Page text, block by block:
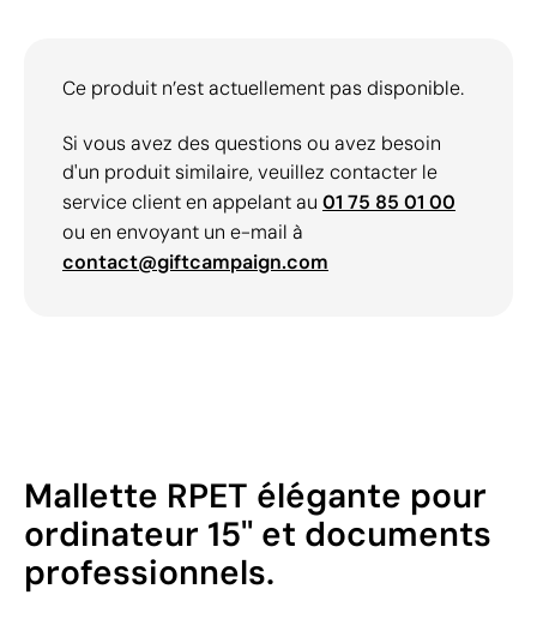
Ce produit n’est actuellement pas disponible.
Si vous avez des questions ou avez besoin
d'un produit similaire, veuillez contacter le
service client en appelant au 01 75 85 01 00
ou en envoyant un e-mail à
contact@giftcampaign.com
Mallette RPET élégante pour
ordinateur 15'' et documents
professionnels.